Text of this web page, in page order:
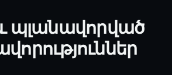
պլանավորված